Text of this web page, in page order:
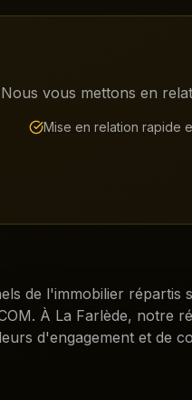
vous mettons en
Mise en relation rapide
de l'immobilier répartis
À La Farlède, notre
d'engagement et de